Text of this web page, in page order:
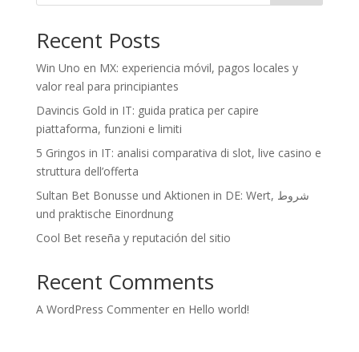
Recent Posts
Win Uno en MX: experiencia móvil, pagos locales y
valor real para principiantes
Davincis Gold in IT: guida pratica per capire
piattaforma, funzioni e limiti
5 Gringos in IT: analisi comparativa di slot, live casino e
struttura dell’offerta
Sultan Bet Bonusse und Aktionen in DE: Wert, شروط
und praktische Einordnung
Cool Bet reseña y reputación del sitio
Recent Comments
A WordPress Commenteren Hello world!